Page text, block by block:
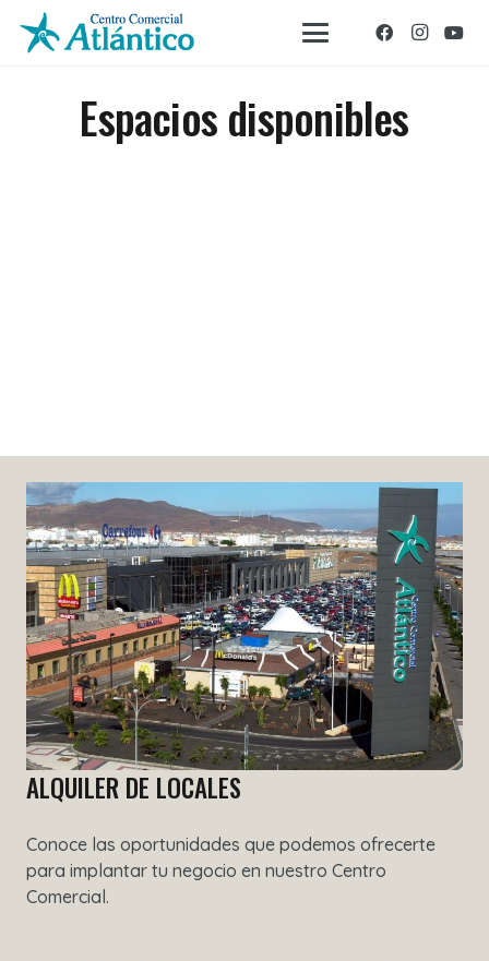
Espacios disponibles
ALQUILER DE LOCALES
Conoce las oportunidades que podemos ofrecerte
para implantar tu negocio en nuestro Centro
Comercial.